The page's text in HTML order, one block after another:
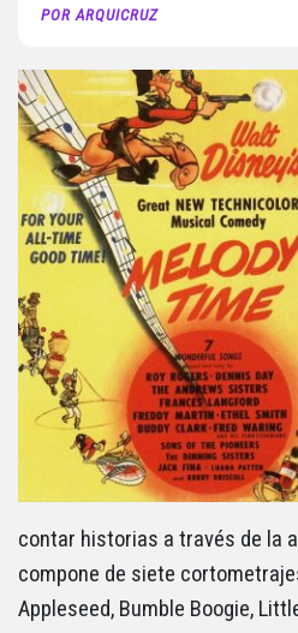
POR ARQUICRUZ
contar historias a través de la
compone de siete
Appleseed, Bumble Boogie,